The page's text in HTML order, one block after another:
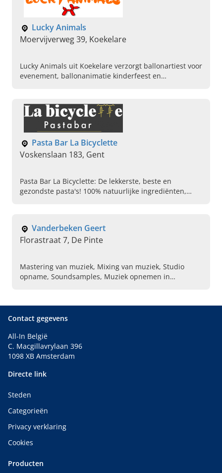
Lucky Animals
Moervijverweg 39, Koekelare
Lucky Animals uit Koekelare verzorgt ballonartiest voor
evenement, ballonanimatie kinderfeest en
Pasta Bar La Bicyclette
Voskenslaan 183, Gent
Pasta Bar La Bicyclette: De lekkerste, beste en
gezondste pasta's! 100% natuurlijke ingrediënten,
Vanderbeken Geert
Florastraat 7, De Pinte
Mastering van muziek, Mixing van muziek, Studio
opname, Soundsamples, Muziek opnemen in
Contact gegevens
All-In België
C. Macgillavrylaan 396
1098 XB Amsterdam
Directe link
Steden
Categorieën
Privacy verklaring
Cookies
Producten